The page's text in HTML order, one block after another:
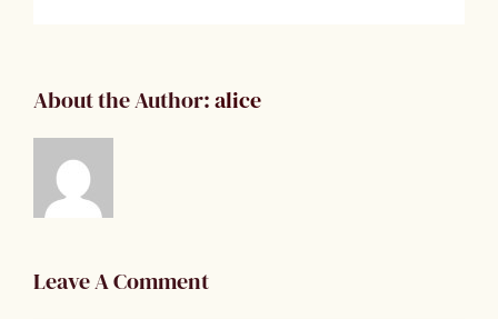
About the Author:alice
Leave A Comment